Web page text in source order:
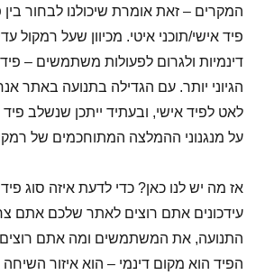
המקרים – זאת אומרת שיכולנו לבחור בין
פיד אישי/תוכני איטי. מכיוון שעל רמקול
דינמיות ולגרום לפעולות משתמשים –
הגיוני יותר. עם הגדילה בתנועה באתר
לאט לפיד אישי, ובעתיד ייתכן שנשלב
על מנגנוני ההמלצה המתוחכמים של
אז מה יש לנו כאן? כדי לדעת איזה סוג פיד
עידכונים אתם רוצים לאתר שלכם אתם
התנועה, את המשתמשים ומה אתם רוצים
הפיד הוא מקום דינמי – הוא איזור